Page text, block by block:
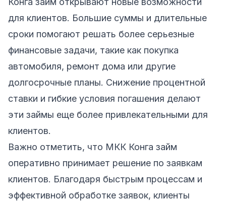
для клиентов. Большие суммы и длительные
сроки помогают решать более серьезные
финансовые задачи, такие как покупка
автомобиля, ремонт дома или другие
долгосрочные планы. Снижение процентной
ставки и гибкие условия погашения делают
эти займы еще более привлекательными для
клиентов.
Важно отметить, что МКК Конга займ
оперативно принимает решение по заявкам
клиентов. Благодаря быстрым процессам и
эффективной обработке заявок, клиенты